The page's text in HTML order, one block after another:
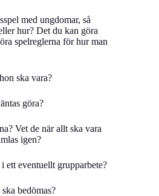
med ungdomar, så
hur? Det du kan göra
spelreglerna för hur man
ska vara?
göra?
Vet de när allt ska vara
igen?
ett eventuellt grupparbete?
bedömas?